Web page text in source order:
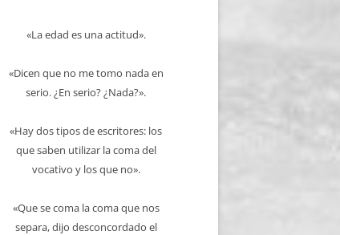
«La edad es una actitud».
«Dicen que no me tomo nada en
serio. ¿En serio? ¿Nada?».
«Hay dos tipos de escritores: los
que saben utilizar la coma del
vocativo y los que no».
«Que se coma la coma que nos
separa, dijo desconcordado el